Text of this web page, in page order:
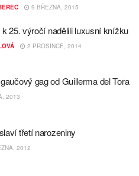
9 BŘEZNA, 2015
25. výročí nadělili luxusní knížku
2 PROSINCE, 2014
gag od Guillerma del Tora
2013
třetí narozeniny
2012